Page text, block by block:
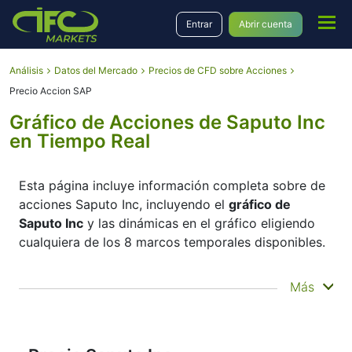
Entrar Abrir cuenta
Análisis Datos del Mercado
Precios de CFD sobre Acciones
Precio Accion SAP
Gráfico de Acciones de Saputo Inc
en Tiempo Real
Esta página incluye información completa sobre de
acciones Saputo Inc, incluyendo el gráfico de
Saputo Inc y las dinámicas en el gráfico eligiendo
cualquiera de los 8 marcos temporales disponibles.
Moviendo el inicio y el final del marco temporal en
de visualización del
gráfico online de Saputo Inc
Más